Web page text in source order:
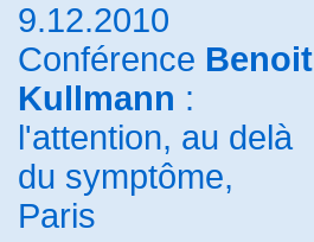
9.12.2010
Conférence Benoit
Kullmann :
l'attention, au delà
du symptôme,
Paris